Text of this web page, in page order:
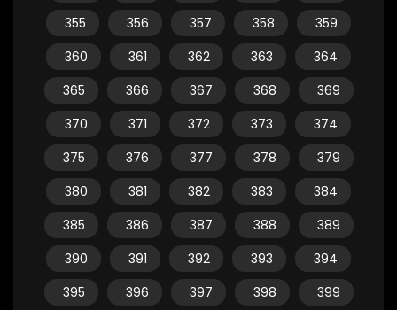
355
356 357 358
359
360
361 362 363
364
365
366 367 368
369
370
371 372 373
374
375
376 377 378
379
380
381 382 383
384
385
386 387 388
389
390
391 392 393
394
395
396 397 398
399